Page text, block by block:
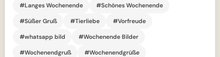
#Langes Wochenende
#Schönes Wochenende
#Süßer Gruß
#Tierliebe
#Vorfreude
#whatsapp bild
#Wochenende Bilder
#Wochenendgruß
#Wochenendgrüße